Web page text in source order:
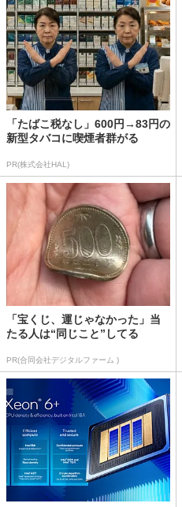
「たばこ税なし」600円→83円の
新型タバコに喫煙者群がる
PR(株式会社HAL)
「宝くじ、運じゃなかった」当
たる人は“同じこと”してる
PR(合同会社デジタルファーム )